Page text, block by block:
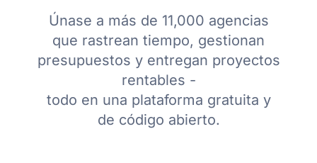
Únase a más de 11,000 agencias
que rastrean tiempo, gestionan
presupuestos y entregan proyectos
rentables -
todo en una plataforma gratuita y
de código abierto.